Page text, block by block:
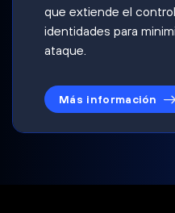
que extiende el
identidades para
ataque.
Más información